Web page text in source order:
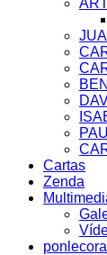
Cartas
Zenda